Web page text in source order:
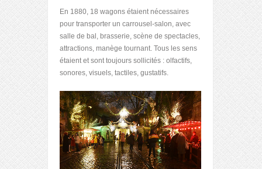
En 1880, 18 wagons étaient nécessaires
pour transporter un carrousel-salon, avec
salle de bal, brasserie, scène de spectacles,
attractions, manège tournant. Tous les sens
étaient et sont toujours sollicités : olfactifs,
sonores, visuels, tactiles, gustatifs.